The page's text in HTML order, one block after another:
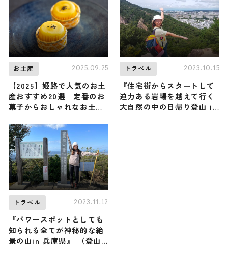
お土産 2025.09.25
【2025】姫路で人気のお土
産おすすめ20選｜定番のお
菓子からおしゃれなお土
紹介
トラベル 2023.10.15
『住宅街からスタートして
迫力ある岩場を越えて行く
大自然の中の日帰り登山 in
トラベル 2023.11.12
『パワースポットとしても
知られる全てが神秘的な絶
景の山in 兵庫県』 （登山